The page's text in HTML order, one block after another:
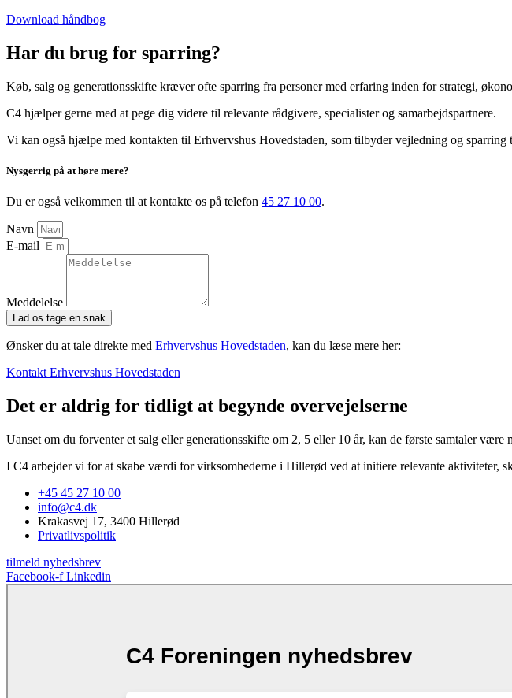
Download håndbog
Har du brug for sparring?
Køb, salg og generationsskifte kræver ofte sparring fra personer med erfaring inden for strategi,
C4 hjælper gerne med at pege dig videre til relevante rådgivere, specialister og samarbejdspartnere.
Vi kan også hjælpe med kontakten til Erhvervshus Hovedstaden, som tilbyder vejledning og sparring
Nysgerrig på at høre mere?
Du er også velkommen til at kontakte os på telefon 45 27 10 00.
Navn
E-mail
Meddelelse
Lad os tage en snak
Ønsker du at tale direkte med Erhvervshus Hovedstaden, kan du læse mere her:
Kontakt Erhvervshus Hovedstaden
Det er aldrig for tidligt at begynde overvejelserne
Uanset om du forventer et salg eller generationsskifte om 2, 5 eller 10 år, kan de første samtaler være
I C4 arbejder vi for at skabe værdi for virksomhederne i Hillerød ved at initiere relevante aktiviteter,
+45 45 27 10 00
info@c4.dk
Krakasvej 17, 3400 Hillerød
Privatlivspolitik
tilmeld nyhedsbrev
Facebook-f Linkedin